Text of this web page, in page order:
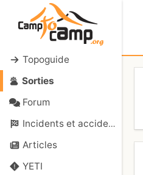
Topoguide
Sorties
Forum
Incidents et accidents
Articles
YETI